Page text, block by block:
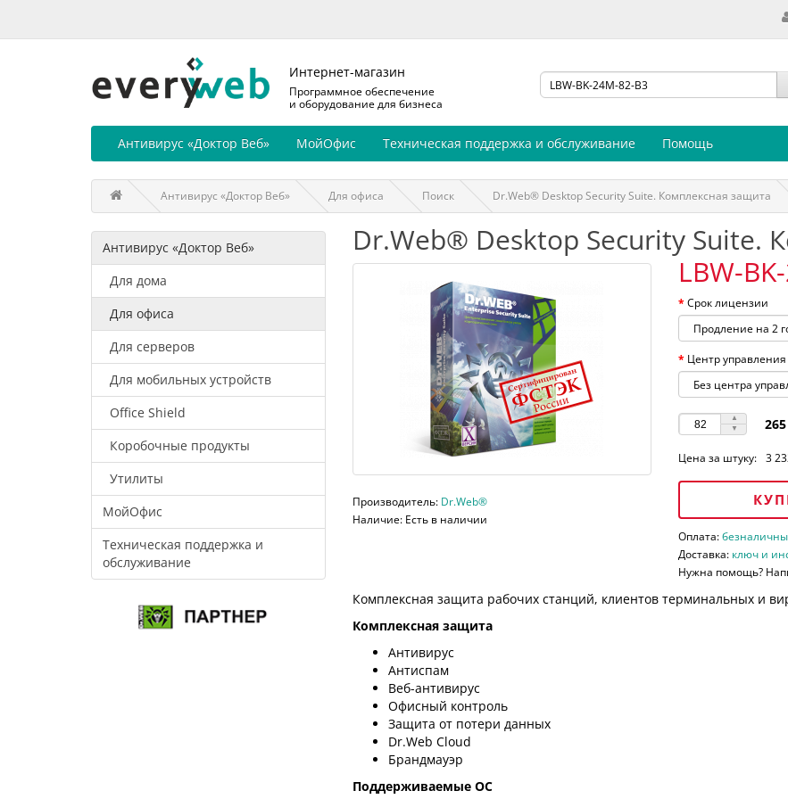
Интернет-магазин
Программное обеспечение
и оборудование для бизнеса
Антивирус «Доктор Веб» МойОфис Техническая поддержка и обслуживание Помощь
Антивирус «Доктор Веб» Для офиса Поиск Dr.Web® Desktop Security Suite. Комплексная защита
Антивирус «Доктор Веб»
Для дома
Для офиса
Для серверов
Для мобильных устройств
Office Shield
Коробочные продукты
Утилиты
МойОфис
Техническая поддержка и
обслуживание
Dr.Web® Desktop Security Suite.
Производитель: Dr.Web®
Наличие: Есть в наличии
LBW-
Срок лицензии
Центр управления
Цена за штуку: 3
Оплата:
Доставка: ключ и
Нужна помощь?
Комплексная защита рабочих станций, клиентов терминальных и
Комплексная защита
Антивирус
Антиспам
Веб-антивирус
Офисный контроль
Защита от потери данных
Dr.Web Cloud
Брандмауэр
Поддерживаемые ОС